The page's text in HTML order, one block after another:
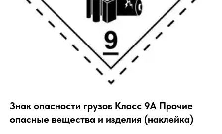
Знак опасности грузов Класс 9А Прочие
опасные вещества и изделия (наклейка)